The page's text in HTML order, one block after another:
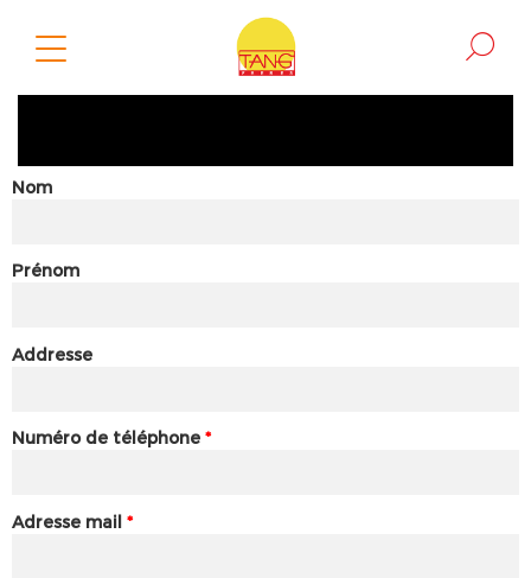
Nom
Prénom
Addresse
Numéro de téléphone *
Adresse mail *